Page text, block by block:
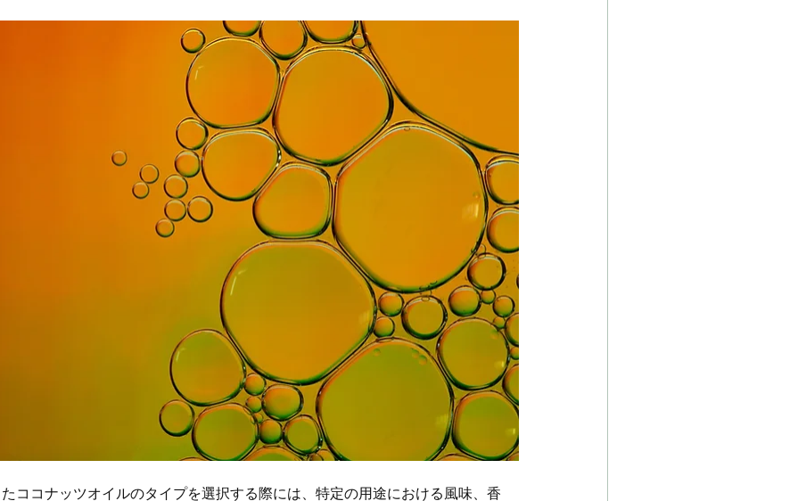
ココナッツオイルのタイプを選択する際には、特定の用途における風味、香